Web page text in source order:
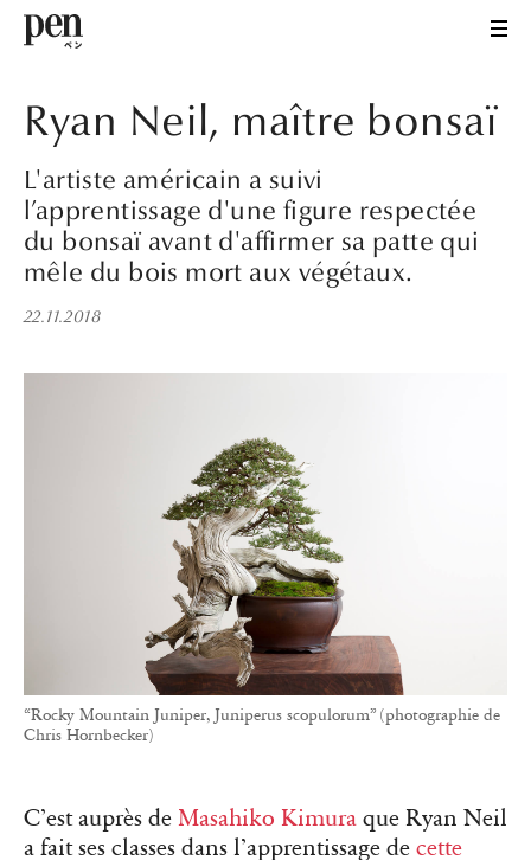
Ryan Neil, maître bonsaï
L'artiste américain a suivi
l’apprentissage d'une figure respectée
du bonsaï avant d'affirmer sa patte qui
mêle du bois mort aux végétaux.
22.11.2018
“Rocky Mountain Juniper, Juniperus scopulorum” (photographie de
Chris Hornbecker)
C’est auprès de Masahiko Kimura que Ryan Neil
a fait ses classes dans l’apprentissage de cette